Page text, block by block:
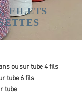
FILETS
ou sur tube 4 fils
tube 6 fils
tube